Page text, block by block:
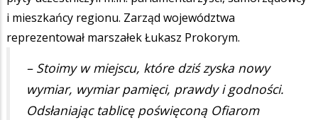
i mieszkańcy regionu. Zarząd województwa
reprezentował marszałek Łukasz Prokorym.
– Stoimy w miejscu, które dziś zyska nowy
wymiar, wymiar pamięci, prawdy i godności.
Odsłaniając tablicę poświęconą Ofiarom